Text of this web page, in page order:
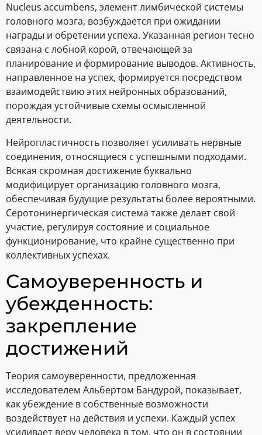
Nucleus accumbens, элемент лимбической системы
головного мозга, возбуждается при ожидании
награды и обретении успеха. Указанная регион тесно
связана с лобной корой, отвечающей за
планирование и формирование выводов. Активность,
направленное на успех, формируется посредством
взаимодействию этих нейронных образований,
порождая устойчивые схемы осмысленной
деятельности.
Нейропластичность позволяет усиливать нервные
соединения, относящиеся с успешными подходами.
Всякая скромная достижение буквально
модифицирует организацию головного мозга,
обеспечивая будущие результаты более вероятными.
Серотонинергическая система также делает свой
участие, регулируя состояние и социальное
функционирование, что крайне существенно при
коллективных успехах.
Самоуверенность и
убежденность:
закрепление
достижений
Теория самоуверенности, предложенная
исследователем Альбертом Бандурой, показывает,
как убеждение в собственные возможности
воздействует на действия и успехи. Каждый успех
усиливает веру человека в том, что он в состоянии